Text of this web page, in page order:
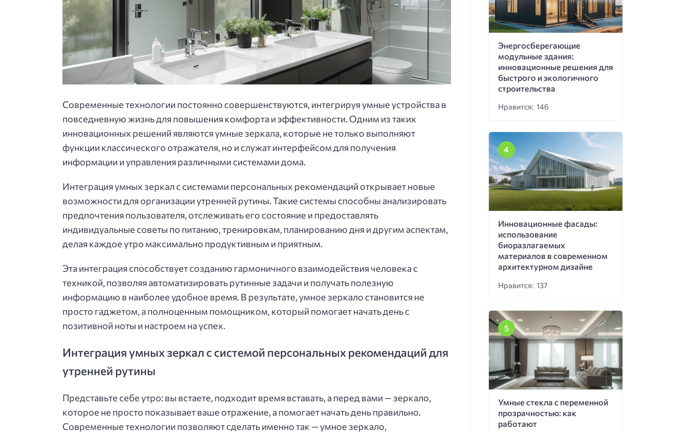
Современные технологии постоянно совершенствуются, интегрируя умные устройства в
повседневную жизнь для повышения комфорта и эффективности. Одним из таких
инновационных решений являются умные зеркала, которые не только выполняют
функции классического отражателя, но и служат интерфейсом для получения
информации и управления различными системами дома.
Интеграция умных зеркал с системами персональных рекомендаций открывает новые
возможности для организации утренней рутины. Такие системы способны анализировать
предпочтения пользователя, отслеживать его состояние и предоставлять
индивидуальные советы по питанию, тренировкам, планированию дня и другим аспектам,
делая каждое утро максимально продуктивным и приятным.
Эта интеграция способствует созданию гармоничного взаимодействия человека с
техникой, позволяя автоматизировать рутинные задачи и получать полезную
информацию в наиболее удобное время. В результате, умное зеркало становится не
просто гаджетом, а полноценным помощником, который помогает начать день с
позитивной ноты и настроем на успех.
Интеграция умных зеркал с системой персональных рекомендаций для
утренней рутины
Представьте себе утро: вы встаете, подходит время вставать, а перед вами — зеркало,
которое не просто показывает ваше отражение, а помогает начать день правильно.
Современные технологии позволяют сделать именно так — умное зеркало,
Энергосберегающие
модульные здания:
инновационные решения для
быстрого и экологичного
строительства
Нравится: 146
Инновационные фасады:
использование
биоразлагаемых
материалов в современном
архитектурном дизайне
Нравится: 137
Умные стекла с переменной
прозрачностью: как
работают